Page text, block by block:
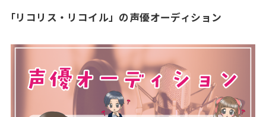
「リコリス・リコイル」の声優オーディション